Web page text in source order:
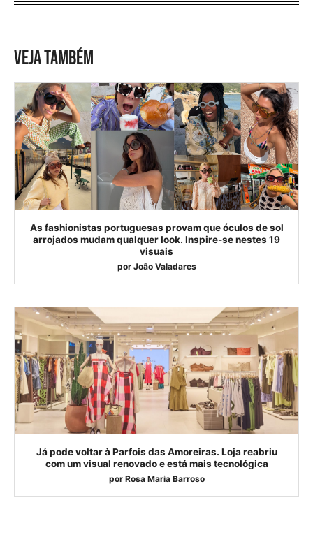
VEJA TAMBÉM
As fashionistas portuguesas provam que óculos de sol
arrojados mudam qualquer look. Inspire-se nestes 19
visuais
por João Valadares
Já pode voltar à Parfois das Amoreiras. Loja reabriu
com um visual renovado e está mais tecnológica
por Rosa Maria Barroso